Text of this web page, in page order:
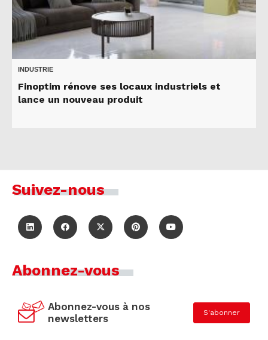
INDUSTRIE
Finoptim rénove ses locaux industriels et
lance un nouveau produit
Suivez-nous
Abonnez-vous
Abonnez-vous à nos
newsletters
S'abonner